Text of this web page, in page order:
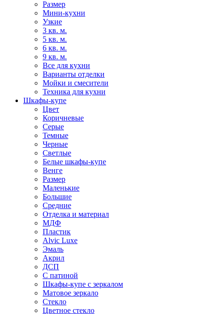
Размер
Мини-кухни
Узкие
3 кв. м.
5 кв. м.
6 кв. м.
9 кв. м.
Все для кухни
Варианты отделки
Мойки и смесители
Техника для кухни
Шкафы-купе
Цвет
Коричневые
Серые
Темные
Черные
Светлые
Белые шкафы-купе
Венге
Размер
Маленькие
Большие
Средние
Отделка и материал
МДФ
Пластик
Alvic Luxe
Эмаль
Акрил
ДСП
С патиной
Шкафы-купе с зеркалом
Матовое зеркало
Стекло
Цветное стекло